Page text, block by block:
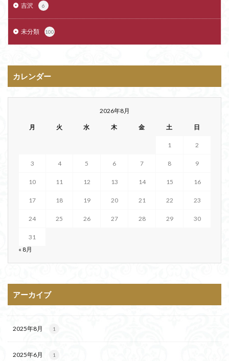
吉沢 6
未分類 100
カレンダー
2026年8月
月 火 水 木 金 土 日
1 2
3 4 5 6 7 8 9
10 11 12 13 14 15 16
17 18 19 20 21 22 23
24 25 26 27 28 29 30
31
« 8月
アーカイブ
2025年8月 1
2025年6月 1